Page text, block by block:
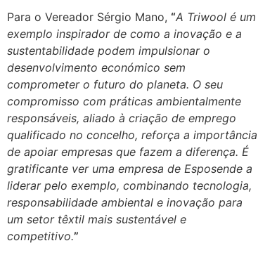
Para o Vereador Sérgio Mano, “A Triwool é um
exemplo inspirador de como a inovação e a
sustentabilidade podem impulsionar o
desenvolvimento económico sem
comprometer o futuro do planeta. O seu
compromisso com práticas ambientalmente
responsáveis, aliado à criação de emprego
qualificado no concelho, reforça a importância
de apoiar empresas que fazem a diferença. É
gratificante ver uma empresa de Esposende a
liderar pelo exemplo, combinando tecnologia,
responsabilidade ambiental e inovação para
um setor têxtil mais sustentável e
competitivo.”